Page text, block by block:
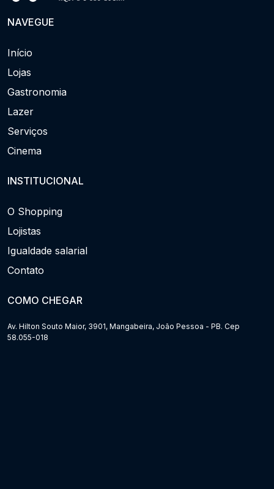
NAVEGUE
Início
Lojas
Gastronomia
Lazer
Serviços
Cinema
INSTITUCIONAL
O Shopping
Lojistas
Igualdade salarial
Contato
COMO CHEGAR
Av. Hilton Souto Maior, 3901, Mangabeira, João Pessoa - PB. Cep
58.055-018